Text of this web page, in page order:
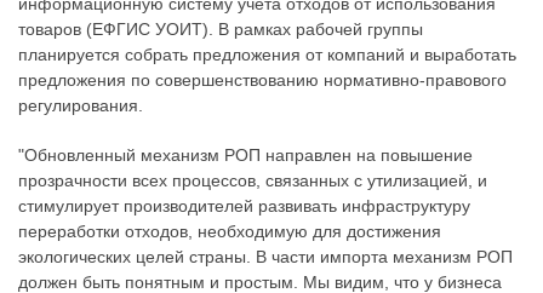
товаров (ЕФГИС УОИТ). В рамках рабочей группы
планируется собрать предложения от компаний и выработать
предложения по совершенствованию нормативно-правового
регулирования.
"Обновленный механизм РОП направлен на повышение
прозрачности всех процессов, связанных с утилизацией, и
стимулирует производителей развивать инфраструктуру
переработки отходов, необходимую для достижения
экологических целей страны. В части импорта механизм РОП
должен быть понятным и простым. Мы видим, что у бизнеса